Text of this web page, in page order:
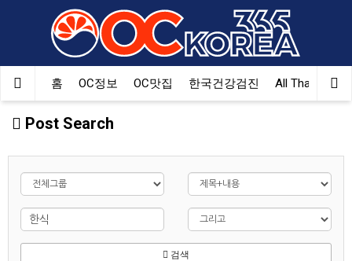
홈 OC정보 OC맛집 한국건강검진 All That Korea
Post Search
검색